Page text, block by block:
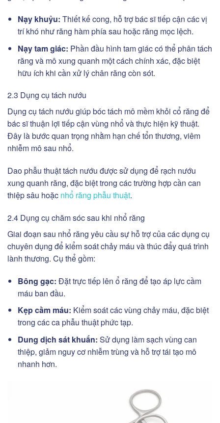
Nạy khuỷu: Thiết kế cong, hỗ trợ bác sĩ tiếp cận các vị
trí khó như răng hàm phía sau hoặc răng mọc lệch.
Nạy tam giác: Phần đầu hình tam giác có thể phân tách
răng và mô xung quanh một cách chính xác, đặc biệt
hữu ích khi cần xử lý chân răng còn sót.
2.3 Dụng cụ tách nướu
Dụng cụ tách nướu giúp bóc tách mô mềm khỏi cổ răng để
bác sĩ thuận lợi tiếp cận vùng nhổ và thực hiện kỹ thuật.
Đây là bước quan trọng nhằm hạn chế tổn thương, viêm
nhiễm mô sau nhổ.
Dao phẫu thuật tách nướu được sử dụng để rạch nướu
xung quanh răng, đặc biệt trong các trường hợp cần can
thiệp sâu hoặc nhổ răng phẫu thuật.
2.4 Dụng cụ chăm sóc sau khi nhổ răng
Giai đoạn sau nhổ răng yêu cầu sự hỗ trợ của các dụng cụ
chuyên dụng để kiểm soát chảy máu và thúc đẩy quá trình
lành thương. Cụ thể gồm:
Bông gạc: Đặt trực tiếp lên ổ răng để tạo áp lực cầm
máu ban đầu.
Kẹp cầm máu: Kiểm soát các vùng chảy máu, đặc biệt
trong các ca phẫu thuật phức tạp.
Dung dịch sát khuẩn: Sử dụng làm sạch vùng can
thiệp, giảm nguy cơ nhiễm trùng và hỗ trợ tái tạo mô
nhanh hơn.